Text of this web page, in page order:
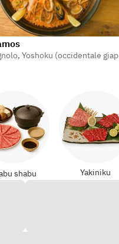
, Yoshoku (occidentale giapponese)
shabu Yakiniku